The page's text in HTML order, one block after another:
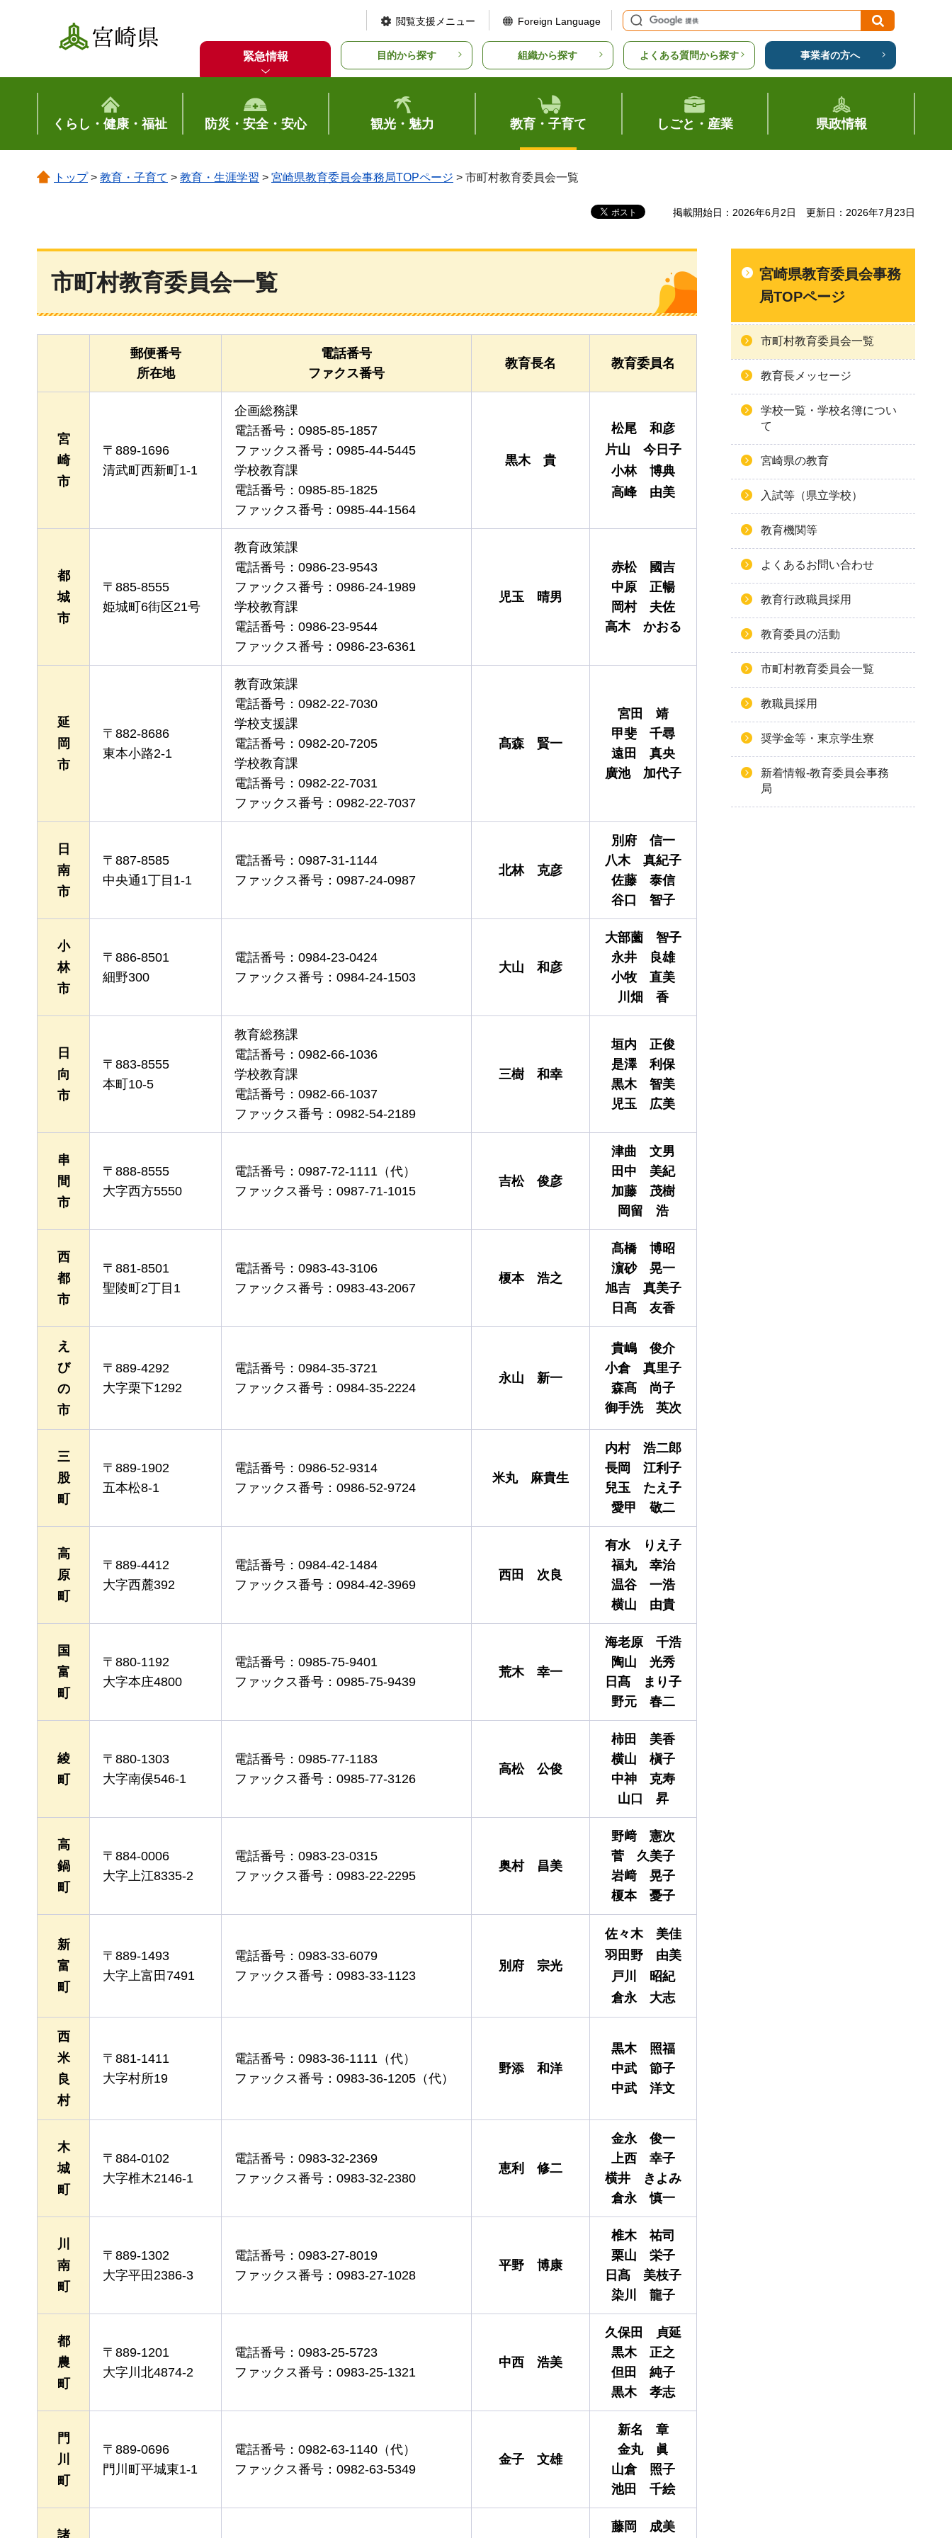
宮崎県
閲覧支援メニュー Foreign Language
緊急情報 目的から探す 組織から探す よくある質問から探す 事業者の方へ
くらし・健康・福祉 防災・安全・安心 観光・魅力 教育・子育て しごと・産業 県政情報
トップ> 教育・子育て > 教育・生涯学習 > 宮崎県教育委員会事務局TOPページ > 市町村教育委員会一覧
掲載開始日：2026年6月2日 更新日：2026年7月23日
市町村教育委員会一覧
郵便番号
所在地
電話番号
ファクス番号
教育長名 教育委員名
宮
崎
市
〒889-1696
清武町西新町1-1
企画総務課
電話番号：0985-85-1857
ファックス番号：0985-44-5445
学校教育課
電話番号：0985-85-1825
ファックス番号：0985-44-1564
黒木 貴
松尾
和彦
片山
今日子
小林
博典
高峰
由美
都
城
市
〒885-8555
姫城町6街区21号
教育政策課
電話番号：0986-23-9543
ファックス番号：0986-24-1989
学校教育課
電話番号：0986-23-9544
ファックス番号：0986-23-6361
児玉 晴男
赤松
國吉
中原
正暢
岡村
夫佐
高木
かおる
延
岡
市
〒882-8686
東本小路2-1
教育政策課
電話番号：0982-22-7030
学校支援課
電話番号：0982-20-7205
学校教育課
電話番号：0982-22-7031
ファックス番号：0982-22-7037
髙森 賢一
宮田
靖
甲斐
千尋
遠田
真央
廣池
加代子
日
南
市
〒887-8585
中央通1丁目1-1
電話番号：0987-31-1144
ファックス番号：0987-24-0987
北林 克彦
別府
信一
八木
真紀子
佐藤
泰信
谷口
智子
小
林
市
〒886-8501
細野300
電話番号：0984-23-0424
ファックス番号：0984-24-1503
大山 和彦
大部薗
智子
永井
良雄
小牧
直美
川畑
香
日
向
市
〒883-8555
本町10-5
教育総務課
電話番号：0982-66-1036
学校教育課
電話番号：0982-66-1037
ファックス番号：0982-54-2189
三樹 和幸
垣内
正俊
是澤
利保
黒木
智美
児玉
広美
串
間
市
〒888-8555
大字西方5550
電話番号：0987-72-1111（代）
ファックス番号：0987-71-1015
吉松 俊彦
津曲
文男
田中
美紀
加藤
茂樹
岡留
浩
西
都
市
〒881-8501
聖陵町2丁目1
電話番号：0983-43-3106
ファックス番号：0983-43-2067
榎本 浩之
髙橋
博昭
濵砂
晃一
旭吉
真美子
日髙
友香
え
び
の
市
〒889-4292
大字栗下1292
電話番号：0984-35-3721
ファックス番号：0984-35-2224
永山 新一
貴嶋
俊介
小倉
真里子
森髙
尚子
御手洗
英次
三
股
町
〒889-1902
五本松8-1
電話番号：0986-52-9314
ファックス番号：0986-52-9724
米丸 麻貴生
内村 浩二郎
長岡
江利子
兒玉
たえ子
愛甲
敬二
高
原
町
〒889-4412
大字西麓392
電話番号：0984-42-1484
ファックス番号：0984-42-3969
西田 次良
有水
りえ子
福丸
幸治
温谷
一浩
横山
由貴
国
富
町
〒880-1192
大字本庄4800
電話番号：0985-75-9401
ファックス番号：0985-75-9439
荒木 幸一
海老原
千浩
陶山
光秀
日髙
まり子
野元
春二
綾
町
〒880-1303
大字南俣546-1
電話番号：0985-77-1183
ファックス番号：0985-77-3126
高松 公俊
柿田
美香
横山
槇子
中神
克寿
山口
昇
高
鍋
町
〒884-0006
大字上江8335-2
電話番号：0983-23-0315
ファックス番号：0983-22-2295
奥村 昌美
野﨑
憲次
菅
久美子
岩﨑
晃子
榎本
憂子
新
富
町
〒889-1493
大字上富田7491
電話番号：0983-33-6079
ファックス番号：0983-33-1123
別府 宗光
佐々木
美佳
羽田野
由美
戸川
昭紀
倉永
大志
西
米
良
村
〒881-1411
大字村所19
電話番号：0983-36-1111（代）
ファックス番号：0983-36-1205（代）
野添 和洋
黒木
照福
中武
節子
中武
洋文
木
城
町
〒884-0102
大字椎木2146-1
電話番号：0983-32-2369
ファックス番号：0983-32-2380
恵利 修二
金永
俊一
上西
幸子
横井
きよみ
倉永
慎一
川
南
町
〒889-1302
大字平田2386-3
電話番号：0983-27-8019
ファックス番号：0983-27-1028
平野 博康
椎木
祐司
栗山
栄子
日髙
美枝子
染川
龍子
都
農
町
〒889-1201
大字川北4874-2
電話番号：0983-25-5723
ファックス番号：0983-25-1321
中西 浩美
久保田
貞延
黒木
正之
但田
純子
黒木
孝志
門
川
町
〒889-0696
門川町平城東1-1
電話番号：0982-63-1140（代）
ファックス番号：0982-63-5349
金子 文雄
新名
章
金丸
眞
山倉
照子
池田
千絵
諸
藤岡 成美
宮崎県教育委員会事務
局TOPページ
市町村教育委員会一覧
教育長メッセージ
学校一覧・学校名簿につい
て
宮崎県の教育
入試等（県立学校）
教育機関等
よくあるお問い合わせ
教育行政職員採用
教育委員の活動
市町村教育委員会一覧
教職員採用
奨学金等・東京学生寮
新着情報-教育委員会事務
局